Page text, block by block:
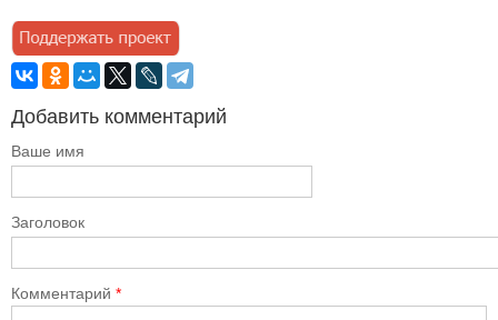
Добавить комментарий
Ваше имя
Заголовок
Комментарий *